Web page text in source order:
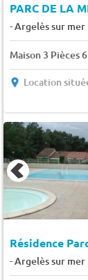
PARC DE LA
-Argelès sur mer
Maison 3 Pièces
Location
Résidence
-Argelès sur mer